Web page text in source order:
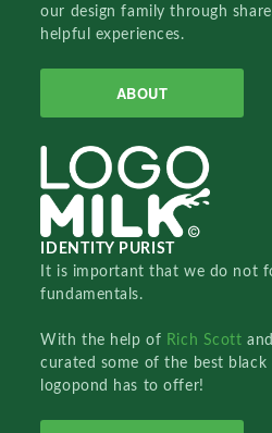
our design family through
helpful experiences.
ABOUT
IDENTITY PURIST
It is important that we do not
fundamentals.
With the help of Rich Scott
curated some of the best
logopond has to offer!